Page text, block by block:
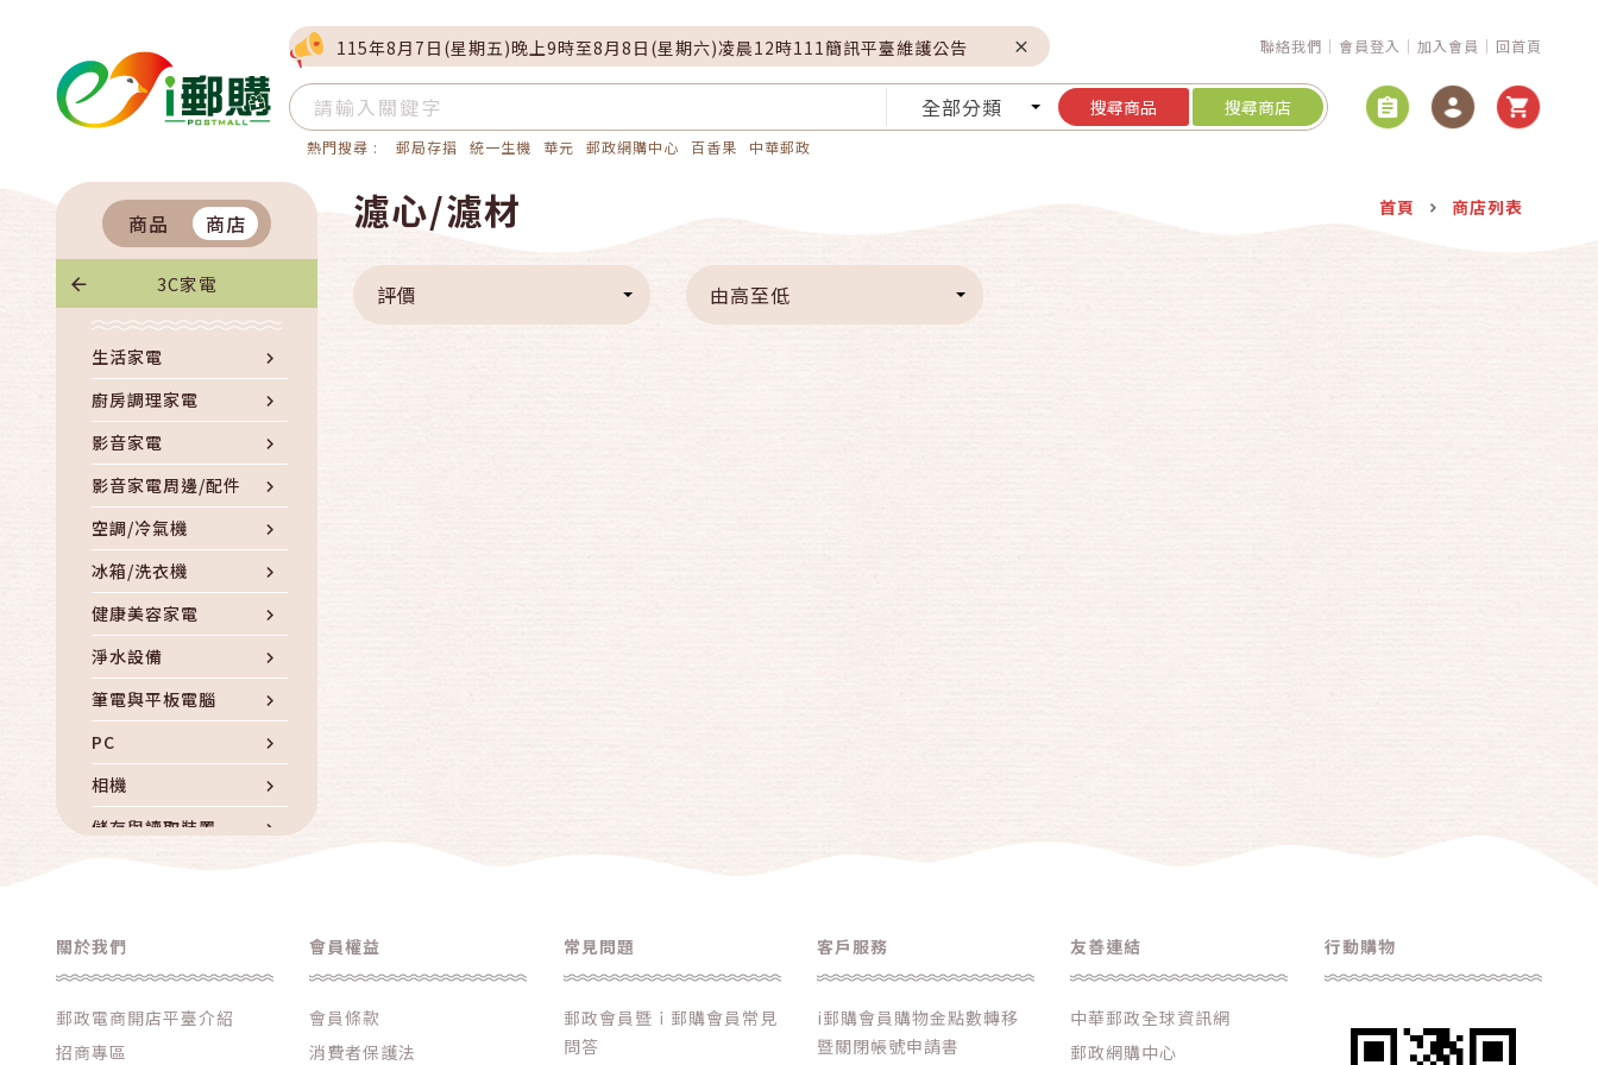
115年8月7日(星期五)晚上9時至8月8日(星期六)凌晨12時111簡訊平臺維護公告 聯絡我們 會員登入 加入會員 回首頁
全部分類 搜尋商品 搜尋商店
熱門搜尋 : 郵局存摺 統一生機 華元 郵政網購中心 百香果 中華郵政
商品 商店
3C家電
生活家電
廚房調理家電
影音家電
影音家電周邊/配件
空調/冷氣機
冰箱/洗衣機
健康美容家電
淨水設備
筆電與平板電腦
PC
相機
儲存與讀取裝置
電腦周邊與耗材
品牌手機
通信產品
濾心/濾材 首頁 商店列表
評價 由高至低
關於我們
郵政電商開店平臺介紹
招商專區
會員權益
會員條款
消費者保護法
常見問題
郵政會員暨ｉ郵購會員常見
問答
客戶服務
i郵購會員購物金點數轉移
暨關閉帳號申請書
友善連結
中華郵政全球資訊網
郵政網購中心
行動購物